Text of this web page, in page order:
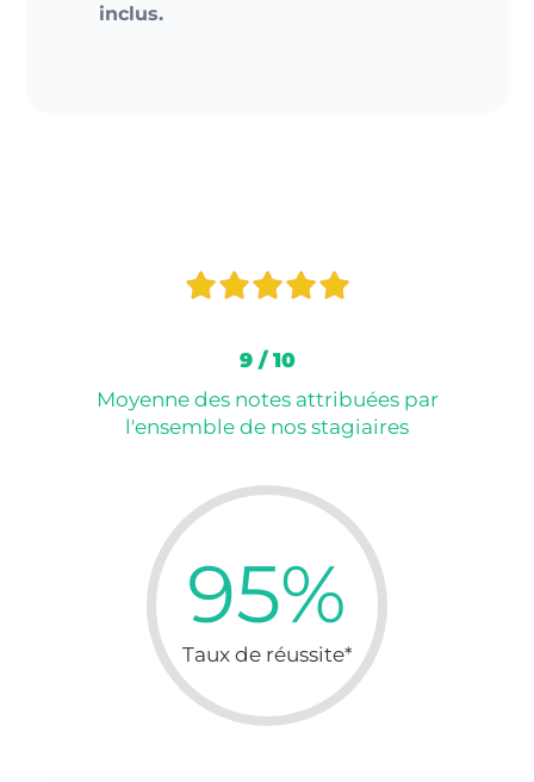
inclus.
9 / 10
Moyenne des notes attribuées par
l'ensemble de nos stagiaires
95%
Taux de réussite*